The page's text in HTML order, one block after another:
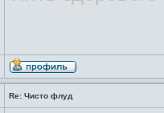
Re: Чисто флуд